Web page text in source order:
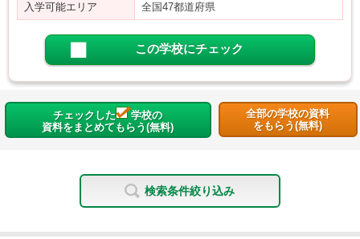
入学可能エリア 全国47都道府県
この学校にチェック
チェックした
学校の
資料をまとめてもらう(無料)
全部の学校の資料
をもらう(無料)
検索条件絞り込み